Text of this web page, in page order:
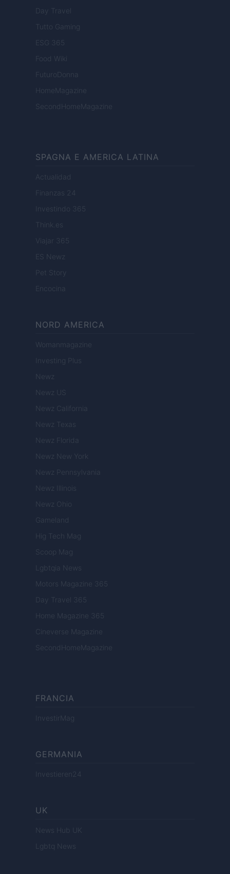
Day Travel
Tutto Gaming
ESG 365
Food Wiki
FuturoDonna
HomeMagazine
SecondHomeMagazine
SPAGNA E AMERICA LATINA
Actualidad
Finanzas 24
Investindo 365
Think.es
Viajar 365
ES Newz
Pet Story
Encocina
NORD AMERICA
Womanmagazine
Investing Plus
Newz
Newz US
Newz California
Newz Texas
Newz Florida
Newz New York
Newz Pennsylvania
Newz Illinois
Newz Ohio
Gameland
Hig Tech Mag
Scoop Mag
Lgbtqia News
Motors Magazine 365
Day Travel 365
Home Magazine 365
Cineverse Magazine
SecondHomeMagazine
FRANCIA
InvestirMag
GERMANIA
Investieren24
UK
News Hub UK
Lgbtq News